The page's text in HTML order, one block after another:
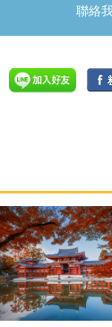
聯絡